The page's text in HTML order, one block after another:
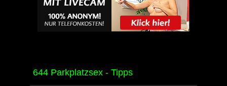
644 Parkplatzsex - Tipps